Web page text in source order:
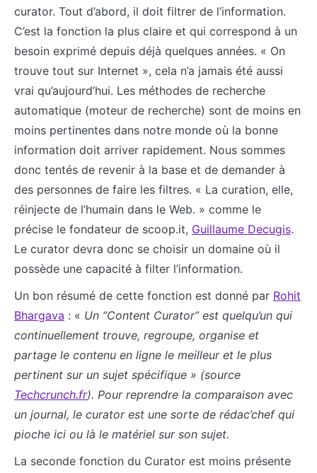
curator. Tout d’abord, il doit filtrer de l’information.
C’est la fonction la plus claire et qui correspond à un
besoin exprimé depuis déjà quelques années. « On
trouve tout sur Internet », cela n’a jamais été aussi
vrai qu’aujourd’hui. Les méthodes de recherche
automatique (moteur de recherche) sont de moins en
moins pertinentes dans notre monde où la bonne
information doit arriver rapidement. Nous sommes
donc tentés de revenir à la base et de demander à
des personnes de faire les filtres. « La curation, elle,
réinjecte de l’humain dans le Web. » comme le
précise le fondateur de scoop.it, Guillaume Decugis.
Le curator devra donc se choisir un domaine où il
possède une capacité à filter l’information.
Un bon résumé de cette fonction est donné par Rohit
Bhargava : « Un “Content Curator” est quelqu’un qui
continuellement trouve, regroupe, organise et
partage le contenu en ligne le meilleur et le plus
pertinent sur un sujet spécifique » (source
Techcrunch.fr). Pour reprendre la comparaison avec
un journal, le curator est une sorte de rédac’chef qui
pioche ici ou là le matériel sur son sujet.
La seconde fonction du Curator est moins présente